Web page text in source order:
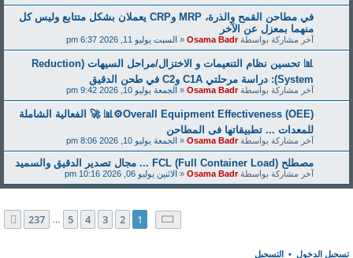
في مطاحن القمح والذرة، MRP وCRP يعملان بشكل متتابع وليس كل
منهما بمعزل عن الآخر
آخر مشاركة بواسطةOsama Badr
«السبت يوليو 11, 2026 6:37 pm
📊 تحسين نظام التنعيمات و الاختزال/مراحل السيهات (Reduction
System): دراسة مرحلتي C1A وC2 في طحن الدقيق
آخر مشاركة بواسطةOsama Badr
«الجمعة يوليو 10, 2026 9:42 pm
Overall Equipment Effectiveness (OEE)⚙️📊 🚀 الفعالية الشاملة
للمعدات ... تطبيقاتها فى المطاحن
آخر مشاركة بواسطةOsama Badr
«الجمعة يوليو 10, 2026 8:06 pm
مصطلح FCL (Full Container Load) ... مجال تصدير الدقيق والسميد
آخر مشاركة بواسطةOsama Badr
«الاثنين يوليو 06, 2026 10:16 pm
237
1
2
3
4
5
237 التالي
تسجيل الدخول• التسجيل